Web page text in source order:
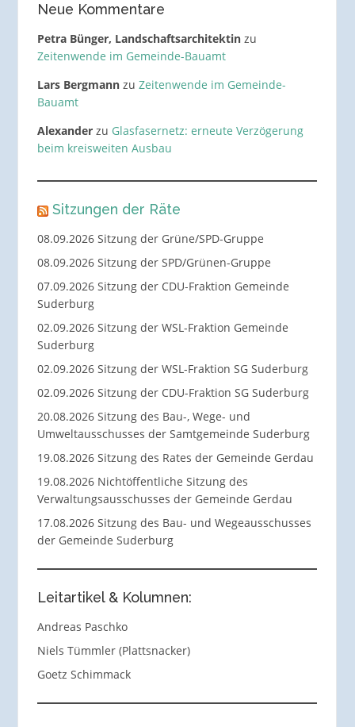
Neue Kommentare
Petra Bünger, Landschaftsarchitektinzu
Zeitenwende im Gemeinde-Bauamt
Lars Bergmannzu Zeitenwende im Gemeinde-
Bauamt
Alexanderzu Glasfasernetz: erneute Verzögerung
beim kreisweiten Ausbau
Sitzungen der Räte
08.09.2026 Sitzung der Grüne/SPD-Gruppe
08.09.2026 Sitzung der SPD/Grünen-Gruppe
07.09.2026 Sitzung der CDU-Fraktion Gemeinde
Suderburg
02.09.2026 Sitzung der WSL-Fraktion Gemeinde
Suderburg
02.09.2026 Sitzung der WSL-Fraktion SG Suderburg
02.09.2026 Sitzung der CDU-Fraktion SG Suderburg
20.08.2026 Sitzung des Bau-, Wege- und
Umweltausschusses der Samtgemeinde Suderburg
19.08.2026 Sitzung des Rates der Gemeinde Gerdau
19.08.2026 Nichtöffentliche Sitzung des
Verwaltungsausschusses der Gemeinde Gerdau
17.08.2026 Sitzung des Bau- und Wegeausschusses
der Gemeinde Suderburg
Leitartikel & Kolumnen:
Andreas Paschko
Niels Tümmler (Plattsnacker)
Goetz Schimmack